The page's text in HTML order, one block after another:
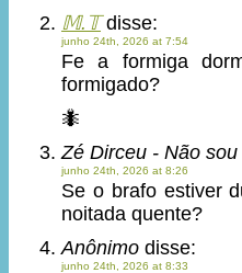
𝕄.𝕋disse:
junho 24th, 2026 at 7:54
Fe a formiga
formigado?
🐜
Zé Dirceu - Não
junho 24th, 2026 at 8:26
Se o brafo estiver
noitada quente?
Anônimo disse:
junho 24th, 2026 at 8:33